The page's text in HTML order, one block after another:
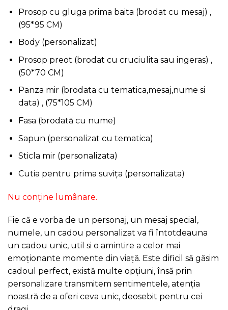
Prosop cu gluga prima baita (brodat cu mesaj) ,
(95*95 CM)
Body (personalizat)
Prosop preot (brodat cu cruciulita sau ingeras) ,
(50*70 CM)
Panza mir (brodata cu tematica,mesaj,nume si
data) , (75*105 CM)
Fasa (brodată cu nume)
Sapun (personalizat cu tematica)
Sticla mir (personalizata)
Cutia pentru prima suvița (personalizata)
Nu conține lumânare.
Fie că e vorba de un personaj, un mesaj special,
numele, un cadou personalizat va fi întotdeauna
un cadou unic, util si o amintire a celor mai
emoționante momente din viață. Este dificil să găsim
cadoul perfect, există multe opțiuni, însă prin
personalizare transmitem sentimentele, atenția
noastră de a oferi ceva unic, deosebit pentru cei